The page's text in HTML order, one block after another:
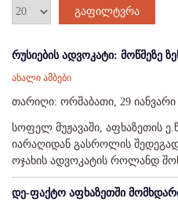
გაფილტვრა
რუსიების ადვოკატი: მოწმეზე
ახალი ამბები
თარიღი: ორშაბათი, 29 იანვარი
სოფელ მუჟავაში, აფხაზეთის
იარაღიდან გასროლის
ოჯახის ადვოკატის როლანდ
დე-ფაქტო აფხაზეთში